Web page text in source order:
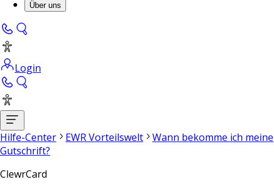
Über uns
Login
Hilfe-Center EWR Vorteilswelt
Wann bekomme ich meine
Gutschrift?
ClewrCard